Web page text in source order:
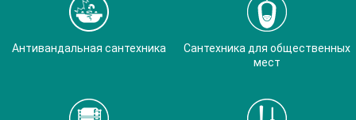
Антивандальная сантехника
Сантехника для общественных
мест